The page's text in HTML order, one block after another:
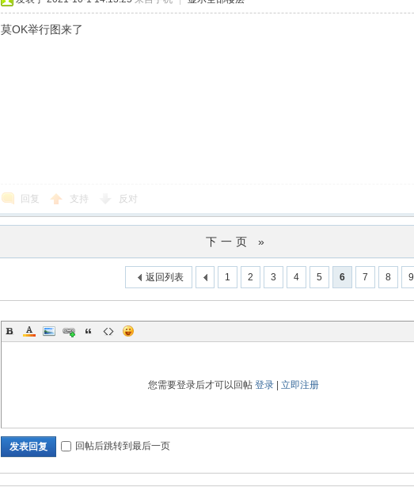
莫OK举行图来了
回复 支持 反对
下一页 »
1 2 3 4 5 6 7 8 9
返回列表
您需要登录后才可以回帖 登录| 立即注册
发表回复 回帖后跳转到最后一页